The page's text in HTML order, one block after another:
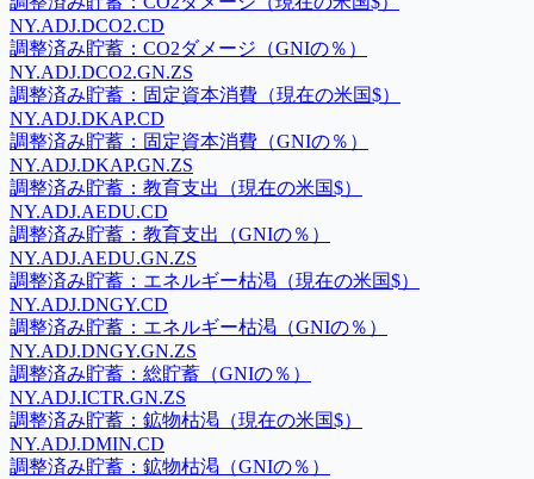
NY.ADJ.DCO2.CD
調整済み貯蓄：CO2ダメージ（GNIの％）
NY.ADJ.DCO2.GN.ZS
調整済み貯蓄：固定資本消費（現在の米国$）
NY.ADJ.DKAP.CD
調整済み貯蓄：固定資本消費（GNIの％）
NY.ADJ.DKAP.GN.ZS
調整済み貯蓄：教育支出（現在の米国$）
NY.ADJ.AEDU.CD
調整済み貯蓄：教育支出（GNIの％）
NY.ADJ.AEDU.GN.ZS
調整済み貯蓄：エネルギー枯渇（現在の米国$）
NY.ADJ.DNGY.CD
調整済み貯蓄：エネルギー枯渇（GNIの％）
NY.ADJ.DNGY.GN.ZS
調整済み貯蓄：総貯蓄（GNIの％）
NY.ADJ.ICTR.GN.ZS
調整済み貯蓄：鉱物枯渇（現在の米国$）
NY.ADJ.DMIN.CD
調整済み貯蓄：鉱物枯渇（GNIの％）